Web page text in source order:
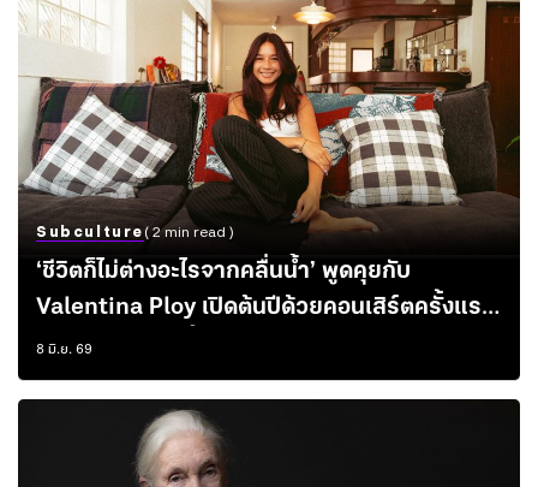
Subculture ( 2 min read )
‘ชีวิตก็ไม่ต่างอะไรจากคลื่นน้ำ’ พูดคุยกับ
Valentina Ploy เปิดต้นปีด้วยคอนเสิร์ตครั้งแรก
ในชีวิตบนริมแม่น้ำเจ้าพระยา
8 มิ.ย. 69